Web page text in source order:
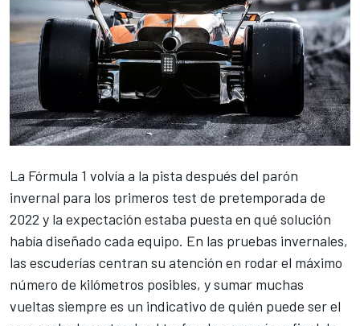
La Fórmula 1 volvía a la pista después del parón
invernal para los primeros test de pretemporada de
2022 y la expectación estaba puesta en qué solución
había diseñado cada equipo. En las pruebas invernales,
las escuderías centran su atención en rodar el máximo
número de kilómetros posibles, y sumar muchas
vueltas siempre es un indicativo de quién puede ser el